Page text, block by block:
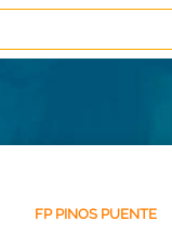
FP PINOS PUENTE